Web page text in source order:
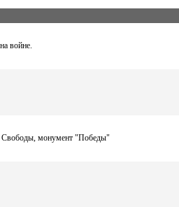
войне.
Свободы, монумент "Победы"